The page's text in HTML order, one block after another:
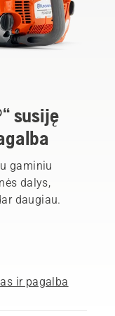
susiję
gaminiu
dalys,
daugiau.
ir pagalba